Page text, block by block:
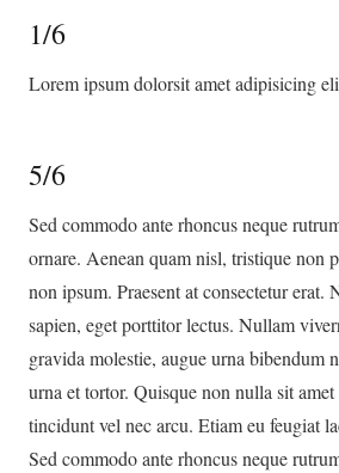
1/6
Lorem ipsum dolorsit amet adipisicing
5/6
Sed commodo ante rhoncus neque
ornare. Aenean quam nisl, tristique non
non ipsum. Praesent at consectetur erat.
sapien, eget porttitor lectus. Nullam
gravida molestie, augue urna bibendum
urna et tortor. Quisque non nulla sit amet
tincidunt vel nec arcu. Etiam eu feugiat
Sed commodo ante rhoncus neque